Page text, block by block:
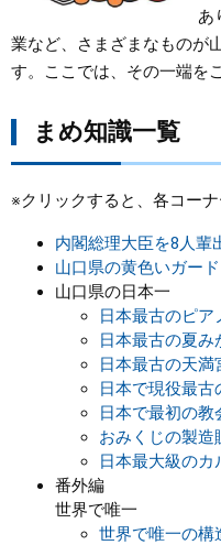
まちづくり
県政情報
あ
業など、さまざまなものが
す。ここでは、その一端を
まめ知識一覧
※クリックすると、各コー
内閣総理大臣を8人輩
山口県の黄色いガー
山口県の日本一
日本最古のピア
日本最古の夏み
日本最古の天満
日本で現役最古
日本で最初の教
おみくじの製造
日本最大級のカ
番外編
世界で唯一
世界で唯一の構